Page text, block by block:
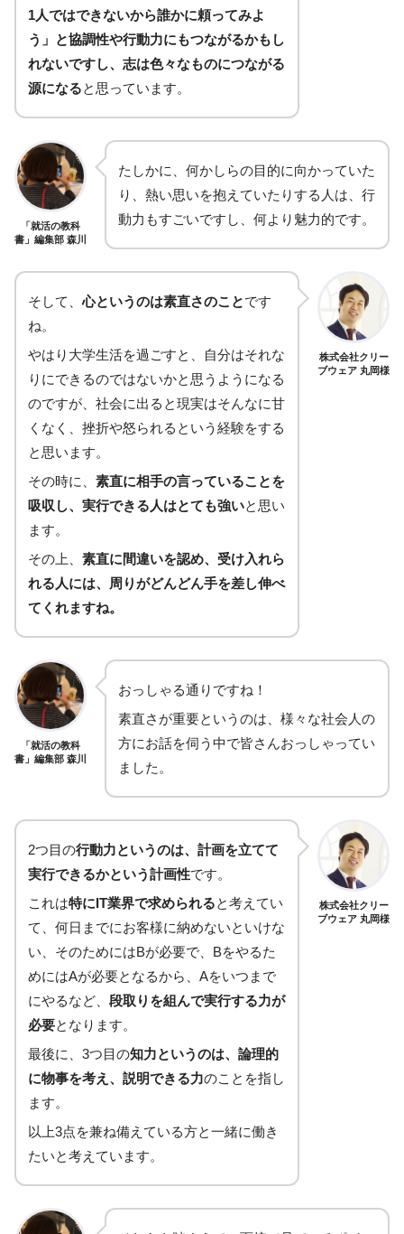
1人ではできないから誰かに頼ってみよ
う」と協調性や行動力にもつながるかもし
れないですし、志は色々なものにつながる
源になると思っています。
「就活の教科
書」編集部 森川
たしかに、何かしらの目的に向かっていた
り、熱い思いを抱えていたりする人は、行
動力もすごいですし、何より魅力的です。
そして、心というのは素直さのことです
ね。
やはり大学生活を過ごすと、自分はそれな
りにできるのではないかと思うようになる
のですが、社会に出ると現実はそんなに甘
くなく、挫折や怒られるという経験をする
と思います。
その時に、 素直に相手の言っていることを
吸収し、実行できる人はとても強いと思い
ます。
その上、 素直に間違いを認め、受け入れら
れる人には、周りがどんどん手を差し伸べ
てくれますね。
株式会社クリー
ブウェア 丸岡様
「就活の教科
書」編集部 森川
おっしゃる通りですね！
素直さが重要というのは、様々な社会人の
方にお話を伺う中で皆さんおっしゃってい
ました。
2つ目の行動力というのは、計画を立てて
実行できるかという計画性です。
これは特にIT業界で求められると考えてい
て、何日までにお客様に納めないといけな
い、そのためにはBが必要で、Bをやるた
めにはAが必要となるから、Aをいつまで
にやるなど、 段取りを組んで実行する力が
必要となります。
最後に、3つ目の知力というのは、論理的
に物事を考え、説明できる力のことを指し
ます。
以上3点を兼ね備えている方と一緒に働き
たいと考えています。
株式会社クリー
ブウェア 丸岡様